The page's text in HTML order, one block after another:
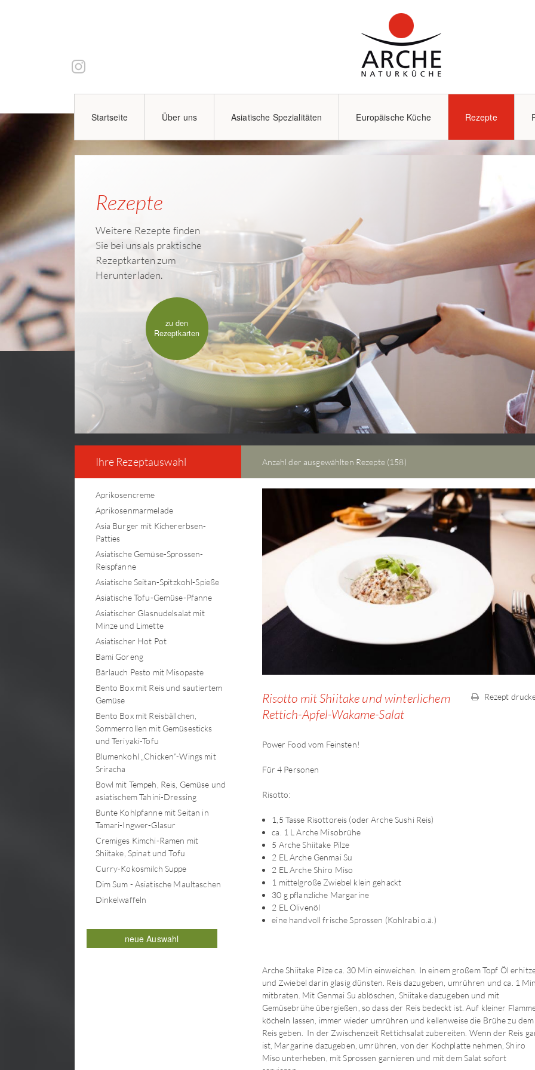
Startseite Über uns Asiatische Spezialitäten Europäische Küche Rezepte
Rezepte
Weitere Rezepte finden
Sie bei uns als praktische
Rezeptkarten zum
Herunterladen.
zu den
Rezeptkarten
Kochzubehör
Matcha-Schale
Natürliche
zum Kochzubehör
Ihre Rezeptauswahl
Aprikosencreme
Aprikosenmarmelade
Asia Burger mit Kichererbsen-
Patties
Asiatische Gemüse-Sprossen-
Reispfanne
Asiatische Seitan-Spitzkohl-Spieße
Asiatische Tofu-Gemüse-Pfanne
Asiatischer Glasnudelsalat mit
Minze und Limette
Asiatischer Hot Pot
Bami Goreng
Bärlauch Pesto mit Misopaste
Bento Box mit Reis und sautiertem
Gemüse
Bento Box mit Reisbällchen,
Sommerrollen mit Gemüsesticks
und Teriyaki-Tofu
Blumenkohl „Chicken“-Wings mit
Sriracha
Bowl mit Tempeh, Reis, Gemüse und
asiatischem Tahini-Dressing
Bunte Kohlpfanne mit Seitan in
Tamari-Ingwer-Glasur
Cremiges Kimchi-Ramen mit
Shiitake, Spinat und Tofu
Curry-Kokosmilch Suppe
Dim Sum - Asiatische Maultaschen
Dinkelwaffeln
Erdbeer-Kokoscreme-Torte
Erdbeer-Pfannkuchen mit
neue Auswahl
Anzahl der ausgewählten Rezepte (158)
Rezept
Risotto mit Shiitake und winterlichem
Rettich-Apfel-Wakame-Salat
Power Food vom Feinsten!
Für 4 Personen
Risotto:
1,5 Tasse Risottoreis (oder Arche Sushi Reis)
ca. 1 L Arche Misobrühe
5 Arche Shiitake Pilze
2 EL Arche Genmai Su
2 EL Arche Shiro Miso
1 mittelgroße Zwiebel klein gehackt
30 g pflanzliche Margarine
2 EL Olivenöl
eine handvoll frische Sprossen (Kohlrabi o.ä.)
Arche Shiitake Pilze ca. 30 Min einweichen. In einem großem Topf Öl
und Zwiebel darin glasig dünsten. Reis dazugeben, umrühren und ca. 1 Min.
mitbraten. Mit Genmai Su ablöschen, Shiitake dazugeben und mit
Gemüsebrühe übergießen, so dass der Reis bedeckt ist. Auf kleiner
köcheln lassen, immer wieder umrühren und kellenweise die Brühe zu dem
Reis geben. In der Zwischenzeit Rettichsalat zubereiten. Wenn der Reis
ist, Margarine dazugeben, umrühren, von der Kochplatte nehmen, Shiro
Miso unterheben, mit Sprossen garnieren und mit dem Salat sofort